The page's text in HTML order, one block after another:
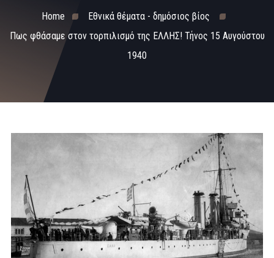
Home
Εθνικά θέματα - δημόσιος βίος
Πως φθάσαμε στον τορπιλισμό της ΕΛΛΗΣ! Τήνος 15 Αυγούστου
1940